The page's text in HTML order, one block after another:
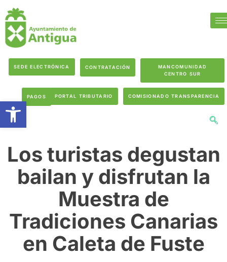
SEDE ELECTRÓNICA CONTRATACIÓN
MANCOMUNIDAD
CENTRO SUR
PAGOS PORTAL TRIBUTARIO COMISIONADO TRANSPARENCIA
Los turistas degustan
bailan y disfrutan la
Muestra de
Tradiciones Canarias
en Caleta de Fuste
Abrir barra de herramientas